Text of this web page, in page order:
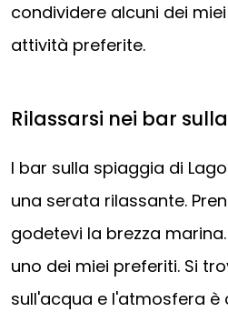
condividere alcuni dei
attività preferite.
Rilassarsi nei bar
I bar sulla spiaggia di
una serata rilassante.
godetevi la brezza
uno dei miei preferiti. Si
sull'acqua e l'atmosfera è